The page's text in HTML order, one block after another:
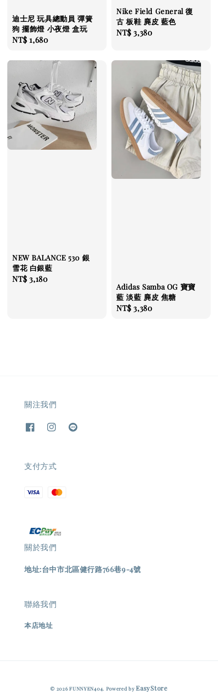
迪士尼 玩具總動員 彈簧
狗 擺飾燈 小夜燈 盒玩
Regular
NT$ 1,680
Nike Field General 復
古 板鞋 麂皮 藍色
Regular
NT$ 3,380
NEW BALANCE 530 銀
雪花 白銀藍
Regular
NT$ 3,180
Adidas Samba OG 寶寶
藍 淡藍 麂皮 焦糖
Regular
NT$ 3,380
關注我們
支付方式
關於我們
地址:台中市北區健行路766巷9-4號
聯絡我們
本店地址
© 2026 FUNNYEN404. Powered byEasyStore